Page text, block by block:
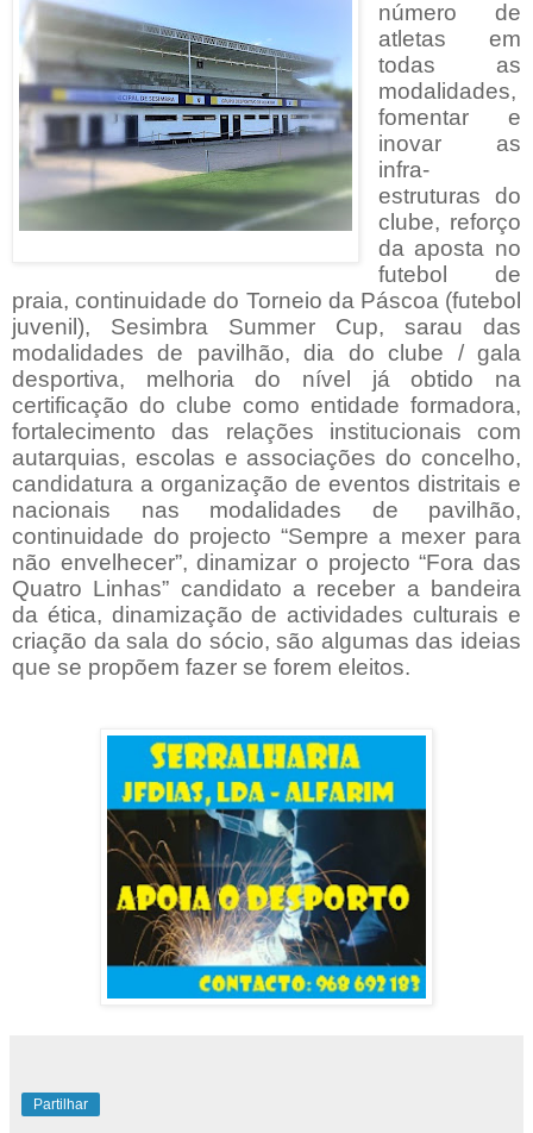
número de
atletas em
todas as
modalidades,
fomentar e
inovar as
infra-
estruturas do
clube, reforço
da aposta no
futebol de
praia, continuidade do Torneio da Páscoa (futebol
juvenil), Sesimbra Summer Cup, sarau das
modalidades de pavilhão, dia do clube / gala
desportiva, melhoria do nível já obtido na
certificação do clube como entidade formadora,
fortalecimento das relações institucionais com
autarquias, escolas e associações do concelho,
candidatura a organização de eventos distritais e
nacionais nas modalidades de pavilhão,
continuidade do projecto “Sempre a mexer para
não envelhecer”, dinamizar o projecto “Fora das
Quatro Linhas” candidato a receber a bandeira
da ética, dinamização de actividades culturais e
criação da sala do sócio, são algumas das ideias
que se propõem fazer se forem eleitos.
Partilhar